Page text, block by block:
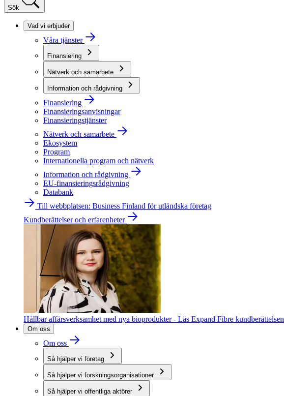
Sök
Vad vi erbjuder
Våra tjänster
Finansiering
Nätverk och samarbete
Information och rådgivning
Finansiering
Finansieringsanvisningar
Finansieringstjänster
Nätverk och samarbete
Ekosystem
Program
Internationella program och nätverk
Information och rådgivning
EU-finansieringsrådgivning
Databank
Till webbplatsen: Business Finland för utländska företag
Kundberättelser och erfarenheter
Hållbar affärsverksamhet med nya bioprodukter - Läs Expand Fibre kundberättelsen
Om oss
Om oss
Så hjälper vi företag
Så hjälper vi forskningsorganisationer
Så hjälper vi offentliga aktörer